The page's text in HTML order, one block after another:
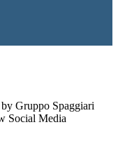
Gruppo Spaggiari
Social Media